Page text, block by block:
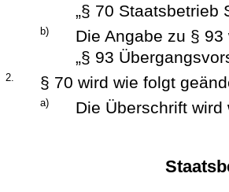
„§ 70 Staatsbetrieb
b)
Die Angabe zu §
„§ 93
2. § 70 wird wie folgt
a) Die Überschrift